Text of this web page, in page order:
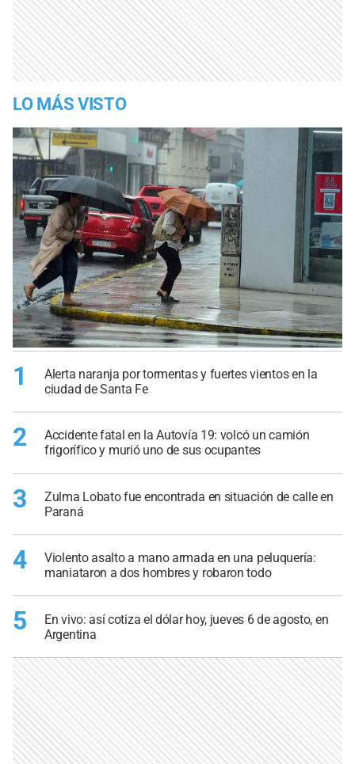
LO MÁS VISTO
1
Alerta naranja por tormentas y fuertes vientos en la
ciudad de Santa Fe
2
Accidente fatal en la Autovía 19: volcó un camión
frigorífico y murió uno de sus ocupantes
3
Zulma Lobato fue encontrada en situación de calle en
Paraná
4
Violento asalto a mano armada en una peluquería:
maniataron a dos hombres y robaron todo
5
En vivo: así cotiza el dólar hoy, jueves 6 de agosto, en
Argentina